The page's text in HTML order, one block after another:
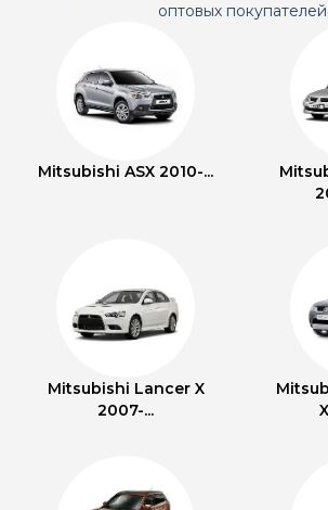
оптовых покупателей
Mitsubishi ASX 2010-...
Mitsubishi Lancer X
2007-...